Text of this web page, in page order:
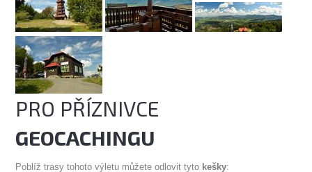
PRO PŘÍZNIVCE
GEOCACHINGU
Poblíž trasy tohoto výletu můžete odlovit tyto kešky: